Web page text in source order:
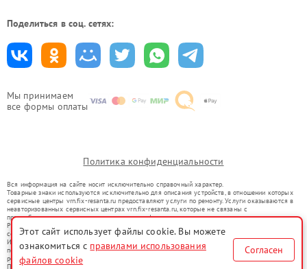
Мы принимаем
все формы оплаты
Поделиться в соц. сетях:
Политика конфиденциальности
Вся информация на сайте носит исключительно справочный характер.
Товарные знаки используются исключительно для описания устройств, в отношении которых
сервисные центры vrn.fix-resanta.ru предоставляют услуги по ремонту. Услуги оказываются в
неавторизованных сервисных центрах vrn.fix-resanta.ru, которые не связаны с
правообладателями товарных знаков или их официальными представителями.
Ремонт осуществляется для устройств, уже введенных в гражданский оборот в соответствии
со статьей 1487 ГК РФ.
Использование товарных знаков не преследует цели индивидуализации услуг или введения
потребителей в заблуждение, а служит для информирования о предоставляемых услугах по
ремонту техники указанных брендов.
Представленная на сайте информация не является публичной офертой, определяемой
Этот сайт использует файлы cookie. Вы можете
ознакомиться с правилами использования
файлов cookie
Согласен